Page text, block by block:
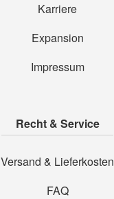
Karriere
Expansion
Impressum
Recht & Service
Versand & Lieferkosten
FAQ